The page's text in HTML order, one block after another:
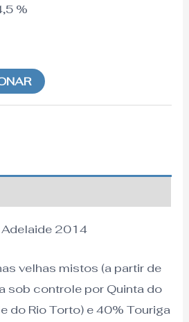
%
2014
velhas mistos (a partir de
sob controle por Quinta do
do Rio Torto) e 40% Touriga